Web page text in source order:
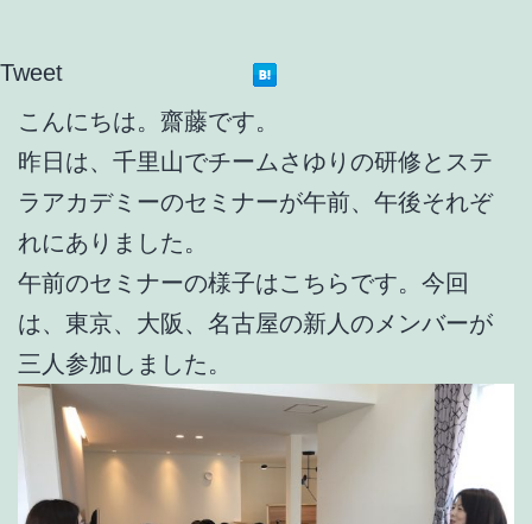
Tweet
こんにちは。齋藤です。
昨日は、千里山でチームさゆりの研修とステ
ラアカデミーのセミナーが午前、午後それぞ
れにありました。
午前のセミナーの様子はこちらです。今回
は、東京、大阪、名古屋の新人のメンバーが
三人参加しました。